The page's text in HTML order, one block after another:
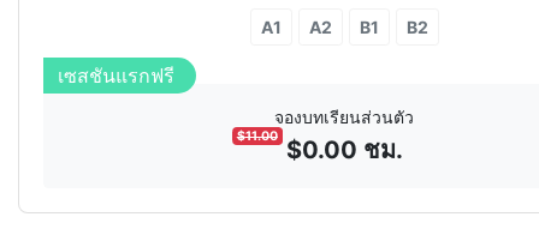
A1 A2 B1 B2
2เซสชัน30% ส่วนลด
จองบทเรียนส่วนตัว
$11.00 $0.00 ชม.